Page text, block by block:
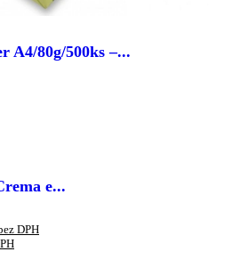
A4/80g/500ks –...
e...
DPH